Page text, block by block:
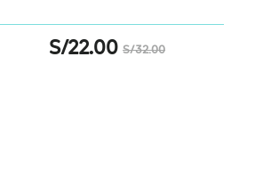
S/32.00
S/22.00